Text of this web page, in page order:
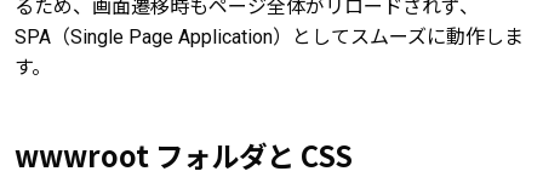
るため、画面遷移時もページ全体がリロードされず、
SPA（Single Page Application）としてスムーズに動作しま
す。
wwwroot フォルダと CSS